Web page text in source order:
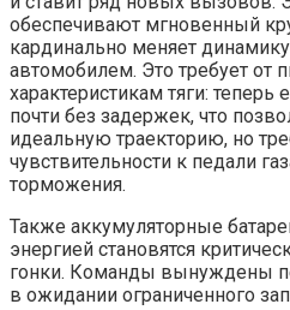
обеспечивают мгновенный
кардинально меняет
автомобилем. Это требует от
характеристикам тяги: теперь
почти без задержек, что
идеальную траекторию, но
чувствительности к педали
торможения.
Также аккумуляторные
энергией становятся
гонки. Команды вынуждены
в ожидании ограниченного